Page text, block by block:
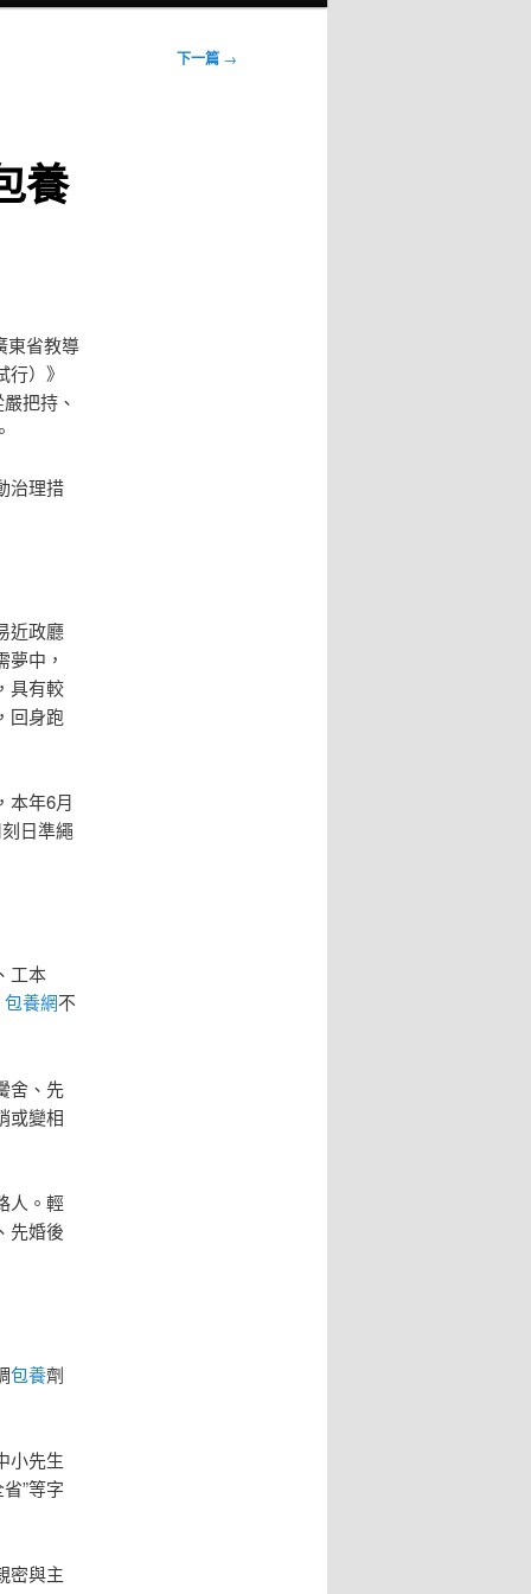
下一篇 →
養
東省教導
）》
把持、
治理措
近政廳
夢中，
具有較
回身跑
本年6月
日準繩
工本
包養網不
舍、先
或變相
人。輕
先婚後
包養劑
小先生
省”等字
密與主